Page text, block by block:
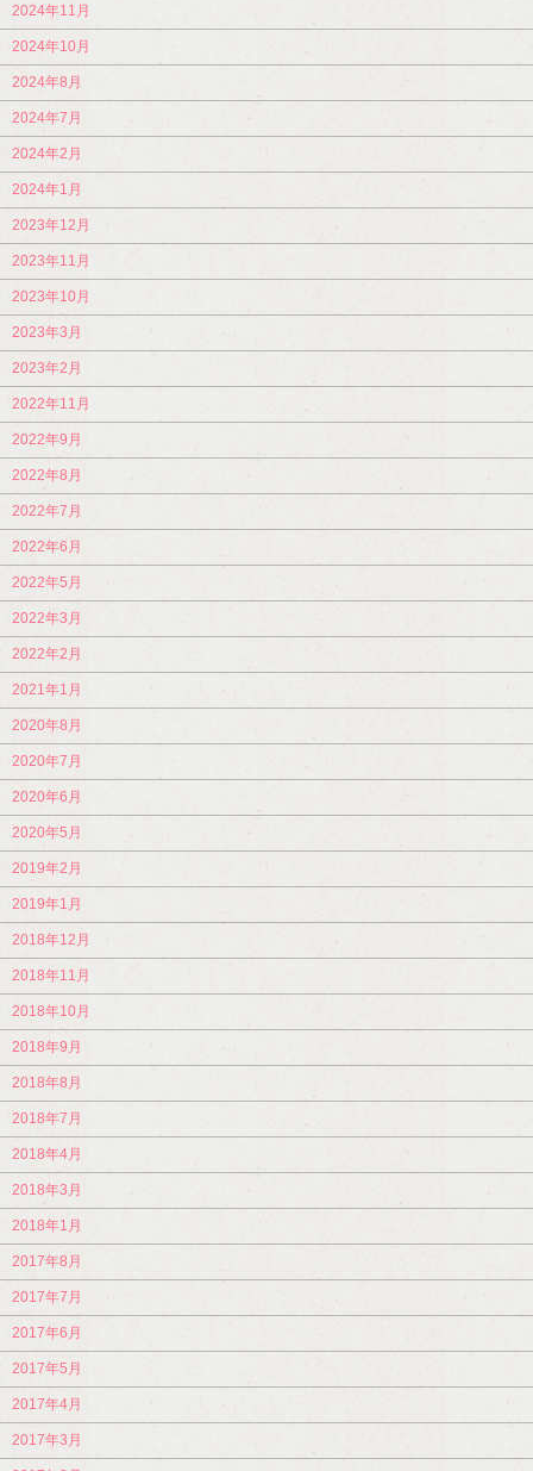
2024年11月
2024年10月
2024年8月
2024年7月
2024年2月
2024年1月
2023年12月
2023年11月
2023年10月
2023年3月
2023年2月
2022年11月
2022年9月
2022年8月
2022年7月
2022年6月
2022年5月
2022年3月
2022年2月
2021年1月
2020年8月
2020年7月
2020年6月
2020年5月
2019年2月
2019年1月
2018年12月
2018年11月
2018年10月
2018年9月
2018年8月
2018年7月
2018年4月
2018年3月
2018年1月
2017年8月
2017年7月
2017年6月
2017年5月
2017年4月
2017年3月